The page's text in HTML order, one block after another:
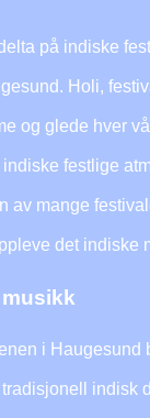
på indiske
Holi,
og glede hver
indiske festlige
av mange
det indiske
i Haugesund
indisk